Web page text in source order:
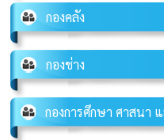
กองคลัง
กองช่าง
กองการศึกษา ศาสนา
วัฒนธรรม